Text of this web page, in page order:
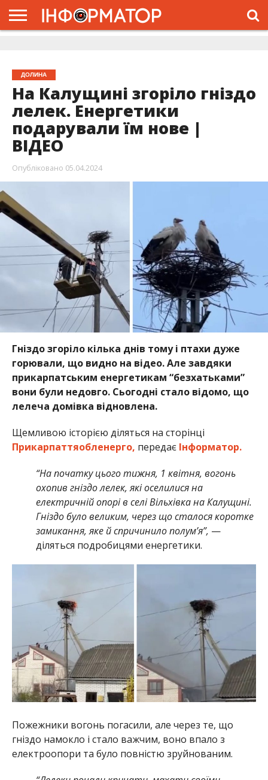
ДОЛИНА
На Калущині згоріло гніздо
лелек. Енергетики
подарували їм нове |
ВІДЕО
Опубліковано 05.04.2024
Гніздо згоріло кілька днів тому і птахи дуже
горювали, що видно на відео. Але завдяки
прикарпатським енергетикам “безхатьками”
вони були недовго. Сьогодні стало відомо, що
лелеча домівка відновлена.
Щемливою історією діляться на сторінці
Прикарпаттяобленерго, передає Інформатор.
“На початку цього тижня, 1 квітня, вогонь
охопив гніздо лелек, які оселилися на
електричній опорі в селі Вільхівка на Калущині.
Гніздо було великим, через що сталося коротке
замикання, яке й спричинило полумʼя”, —
діляться подробицями енергетики.
Пожежники вогонь погасили, але через те, що
гніздо намокло і стало важчим, воно впало з
електроопори та було повністю зруйнованим.